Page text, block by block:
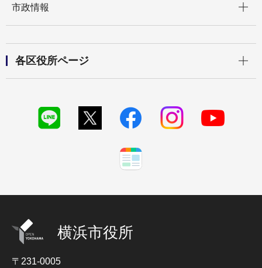
市政情報
各区役所ページ
横浜市役所
〒231-0005